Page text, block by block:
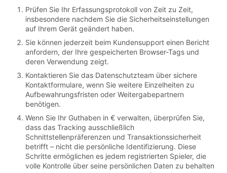
Prüfen Sie Ihr Erfassungsprotokoll von Zeit zu Zeit,
insbesondere nachdem Sie die Sicherheitseinstellungen
auf Ihrem Gerät geändert haben.
Sie können jederzeit beim Kundensupport einen Bericht
anfordern, der Ihre gespeicherten Browser-Tags und
deren Verwendung zeigt.
Kontaktieren Sie das Datenschutzteam über sichere
Kontaktformulare, wenn Sie weitere Einzelheiten zu
Aufbewahrungsfristen oder Weitergabepartnern
benötigen.
Wenn Sie Ihr Guthaben in € verwalten, überprüfen Sie,
dass das Tracking ausschließlich
Schnittstellenpräferenzen und Transaktionssicherheit
betrifft – nicht die persönliche Identifizierung. Diese
Schritte ermöglichen es jedem registrierten Spieler, die
volle Kontrolle über seine persönlichen Daten zu behalten